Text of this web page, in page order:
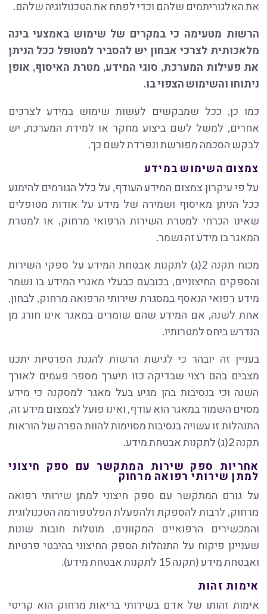
את האלגוריתמים שלהם וכדי לפתח את הטכנולוגיה שלהם.
הרשות מטעימה כי במקרים של שימוש באמצעי בינה
מלאכותית לצרכי אבחון יש להסביר למטופל ככל הניתן
את פעילות המערכת, סוגי המידע, מטרת האיסוף, אופן
ניתוחו והשימוש הצפוי בו.
כמו כן, ככל שמבקשים לעשות שימוש במידע לצרכים
אחרים, למשל לשם ביצוע מחקר או למידת המערכת, יש
לבקש הסכמה מפורשת ונפרדת לשם כך.
צמצום השימוש במידע
על פי עיקרון צמצום המידע העודף, על כלל הגורמים להימנע
ככל הניתן מאיסוף ושמירה של מידע על אודות מטופלים
שאינו הכרחי למטרת השירות הרפואי מרחוק, או למטרת
המאגר בו מידע זה נשמר.
מכוח תקנה 2(ג) לתקנות אבטחת המידע על ספקי השירות
והספקים החיצוניים, בכובעם כבעלי מאגרי המידע בו נשמר
מידע רפואי הנאסף במסגרת שירותי הרפואה מרחוק, לבחון,
אחת לשנה, אם המידע שהם שומרים במאגר אינו חורג מן
הנדרש ביחס למטרותיו.
בעניין זה יובהר כי לגישת הרשות להגנת הפרטיות יתכנו
מצבים בהם רצוי שבדיקה כזו תיערך מספר פעמים לאורך
השנה וכי בנסיבות בהן מגיע בעל מאגר למסקנה כי מידע
מסוים השמור במאגר הוא עודף, ואינו פועל לצמצום מידע זה,
התנהלות זו עשויה בנסיבות מסוימות להוות הפרה של הוראות
תקנה 2(ג) לתקנות אבטחת מידע.
אחריות ספק שירות המתקשר עם ספק חיצוני
למתן שירותי רפואה מרחוק
על גורם המתקשר עם ספק חיצוני למתן שירותי רפואה
מרחוק, לרבות להספקת ולהפעלת הפלטפורמה הטכנולוגית
והמכשירים הרפואיים המקוונים, מוטלות חובות שונות
שעניינן פיקוח על התנהלות הספק החיצוני בהיבטי פרטיות
ואבטחת מידע (תקנה 15 לתקנות אבטחת מידע).
אימות זהות
אימות זהותו של אדם בשירותי בריאות מרחוק הוא קריטי